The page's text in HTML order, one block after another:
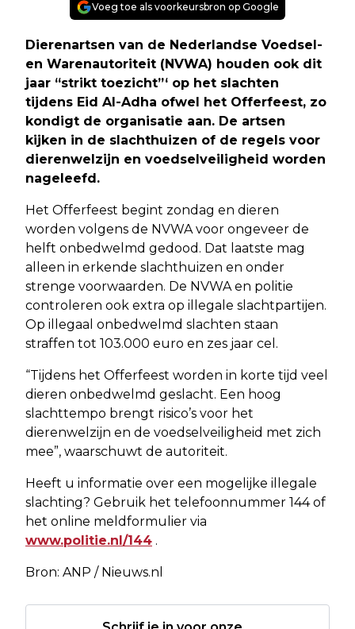
Voeg toe als voorkeursbron op Google
Dierenartsen van de Nederlandse Voedsel-
en Warenautoriteit (NVWA) houden ook dit
jaar “strikt toezicht”‘ op het slachten
tijdens Eid Al-Adha ofwel het Offerfeest, zo
kondigt de organisatie aan. De artsen
kijken in de slachthuizen of de regels voor
dierenwelzijn en voedselveiligheid worden
nageleefd.
Het Offerfeest begint zondag en dieren
worden volgens de NVWA voor ongeveer de
helft onbedwelmd gedood. Dat laatste mag
alleen in erkende slachthuizen en onder
strenge voorwaarden. De NVWA en politie
controleren ook extra op illegale slachtpartijen.
Op illegaal onbedwelmd slachten staan
straffen tot 103.000 euro en zes jaar cel.
“Tijdens het Offerfeest worden in korte tijd veel
dieren onbedwelmd geslacht. Een hoog
slachttempo brengt risico’s voor het
dierenwelzijn en de voedselveiligheid met zich
mee”, waarschuwt de autoriteit.
Heeft u informatie over een mogelijke illegale
slachting? Gebruik het telefoonnummer 144 of
het online meldformulier via
www.politie.nl/144 .
Bron: ANP / Nieuws.nl